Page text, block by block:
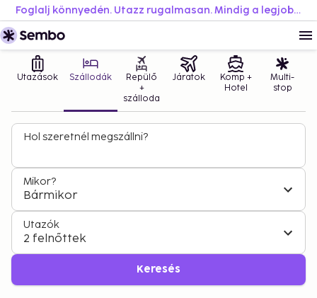
Foglalj könnyedén. Utazz rugalmasan. Mindig a legjobb áron.
Utazások Szállodák
Repülő
+
szálloda
Járatok
Komp +
Hotel
Multi-
stop
Hol szeretnél megszállni?
Mikor?
Bármikor
Utazók
2 felnőttek
Keresés